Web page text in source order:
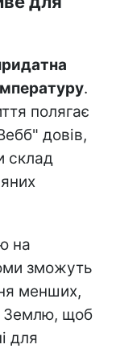
.
полягає
довів,
склад
на
зможуть
менших,
Землю, щоб
для